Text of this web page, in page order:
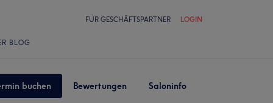
FÜR GESCHÄFTSPARTNER LOGIN
BLOG
buchen Bewertungen Saloninfo